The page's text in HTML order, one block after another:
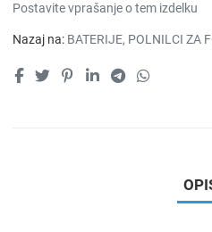
Postavite vprašanje o tem izdelku
Nazaj na: BATERIJE, POLNILCI ZA